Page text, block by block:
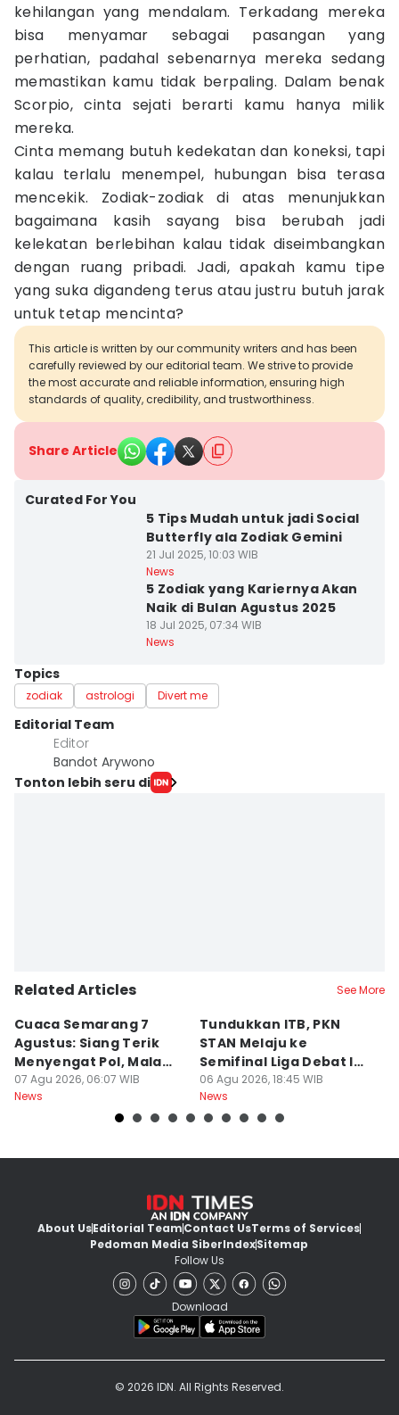
kehilangan yang mendalam. Terkadang mereka
bisa menyamar sebagai pasangan yang
perhatian, padahal sebenarnya mereka sedang
memastikan kamu tidak berpaling. Dalam benak
Scorpio, cinta sejati berarti kamu hanya milik
mereka.
Cinta memang butuh kedekatan dan koneksi, tapi
kalau terlalu menempel, hubungan bisa terasa
mencekik. Zodiak-zodiak di atas menunjukkan
bagaimana kasih sayang bisa berubah jadi
kelekatan berlebihan kalau tidak diseimbangkan
dengan ruang pribadi. Jadi, apakah kamu tipe
yang suka digandeng terus atau justru butuh jarak
untuk tetap mencinta?
This article is written by our community writers and has been
carefully reviewed by our editorial team. We strive to provide
the most accurate and reliable information, ensuring high
standards of quality, credibility, and trustworthiness.
Share Article
Curated For You
5 Tips Mudah untuk jadi Social
Butterfly ala Zodiak Gemini
21 Jul 2025, 10:03 WIB
News
5 Zodiak yang Kariernya Akan
Naik di Bulan Agustus 2025
18 Jul 2025, 07:34 WIB
News
Topics
zodiak astrologi Divert me
Editorial Team
Editor
Bandot Arywono
Tonton lebih seru di
Related Articles See More
Cuaca Semarang 7
Agustus: Siang Terik
Menyengat Pol, Malam
Dingin Bediding Atis!
07 Agu 2026, 06:07 WIB
News
Tundukkan ITB, PKN
STAN Melaju ke
Semifinal Liga Debat IDN
Times 2026
06 Agu 2026, 18:45 WIB
News
About UsEditorial TeamContact UsTerms of Services
Pedoman Media SiberIndexSitemap
Follow Us
Download
© 2026 IDN. All Rights Reserved.